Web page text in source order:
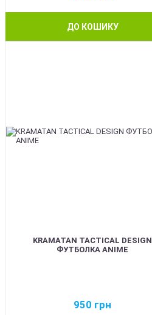
ДО КОШИКУ
KRAMATAN TACTICAL DESIGN
ФУТБОЛКА ANIME
950 грн